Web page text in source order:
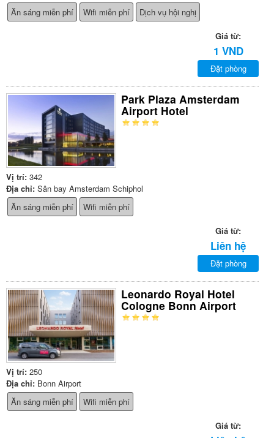
Ăn sáng miễn phí
Wifi miễn phí Dịch vụ hội nghị
Giá từ:
1 VND
Đặt phòng
Park Plaza Amsterdam
Airport Hotel
Vị trí: 342
Địa chỉ: Sân bay Amsterdam Schiphol
Ăn sáng miễn phí
Wifi miễn phí
Giá từ:
Liên hệ
Đặt phòng
Leonardo Royal Hotel
Cologne Bonn Airport
Vị trí: 250
Địa chỉ: Bonn Airport
Ăn sáng miễn phí
Wifi miễn phí
Giá từ: